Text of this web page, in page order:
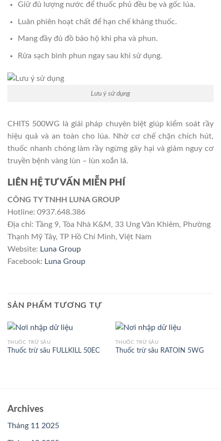
Giữ đủ lượng nước để thuốc phủ đều bẹ và gốc lúa.
Luân phiên hoạt chất để hạn chế kháng thuốc.
Mang đầy đủ đồ bảo hộ khi pha và phun.
Rửa sạch bình phun ngay sau khi sử dụng.
Lưu ý sử dụng
CHITS 500WG là giải pháp chuyên biệt giúp kiểm soát rầy
hiệu quả và an toàn cho lúa. Nhờ cơ chế chặn chích hút,
thuốc nhanh chóng làm rầy ngừng gây hại và giảm nguy cơ
truyền bệnh vàng lùn – lùn xoắn lá.
LIÊN HỆ TƯ VẤN MIỄN PHÍ
CÔNG TY TNHH LUNA GROUP
Hotline: 0937.648.386
Địa chỉ: Tầng 9, Tòa Nhà K&M, 33 Ung Văn Khiêm, Phường
Thạnh Mỹ Tây, TP Hồ Chí Minh, Việt Nam
Website: Luna Group
Facebook: Luna Group
SẢN PHẨM TƯƠNG TỰ
THUỐC TRỪ SÂU
Thuốc trừ sâu FULLKILL 50EC
THUỐC TRỪ SÂU
Thuốc trừ sâu RATOIN 5WG
Archives
Tháng 11 2025